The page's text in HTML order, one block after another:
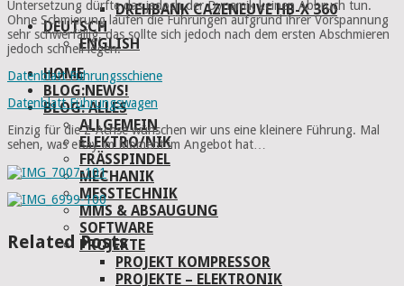
DREHBANK CAZENEUVE HB-X 360
DEUTSCH
ENGLISH
HOME
BLOG:NEWS!
BLOG: ALLES
ALLGEMEIN
ELEKTRO/NIK
FRÄSSPINDEL
MECHANIK
MESSTECHNIK
MMS & ABSAUGUNG
SOFTWARE
PROJEKTE
PROJEKT KOMPRESSOR
PROJEKTE – ELEKTRONIK
Untersetzung dürfte das jedoch der Dynamik keinen Abbruch tun.
Ohne Schmierung laufen die Führungen aufgrund ihrer Vorspannung
sehr schwerfällig, das sollte sich jedoch nach dem ersten Abschmieren
jedoch schnell legen.
Datenblatt Führungsschiene
Datenblatt Führungswagen
Einzig für die Z-Achse wünschen wir uns eine kleinere Führung. Mal
sehen, was eBay im Moment im Angebot hat…
Related Posts